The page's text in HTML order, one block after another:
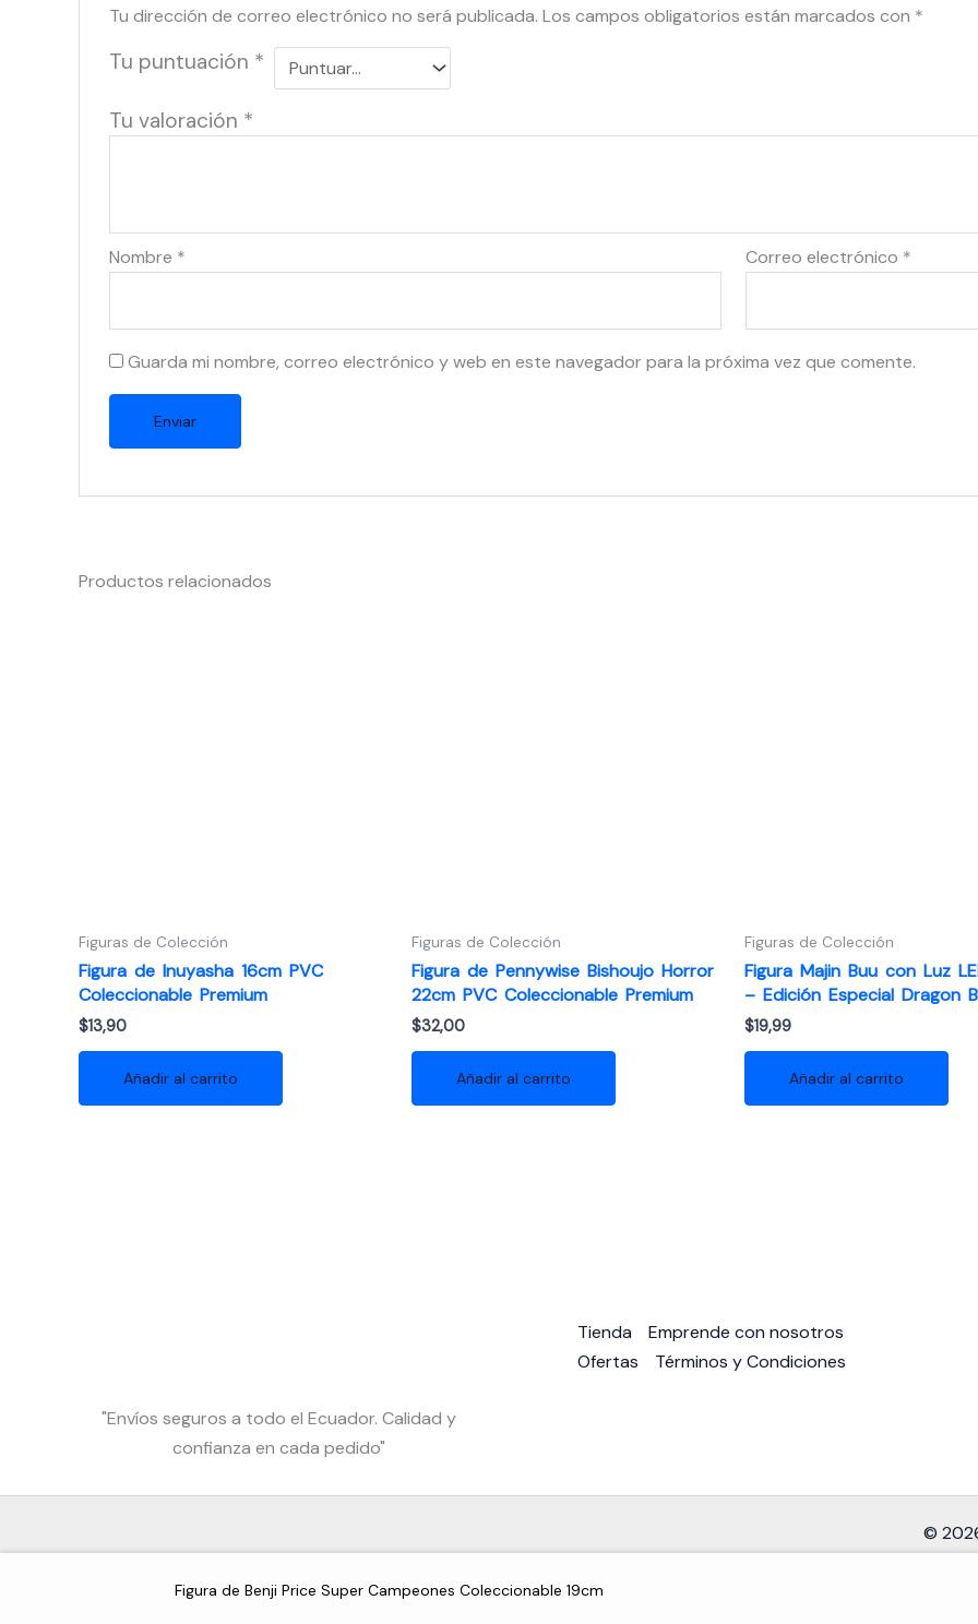
Tu dirección de correo electrónico no será publicada. Los campos obligatorios están marcados con *
Tu puntuación *
Tu valoración *
Nombre * Correo electrónico *
Guarda mi nombre, correo electrónico y web en este navegador para la próxima vez que comente.
Productos relacionados
Figuras de Colección
Figura de Inuyasha 16cm PVC
Coleccionable Premium
$13,90
Añadir al carrito
Figuras de Colección
Figura de Pennywise Bishoujo Horror
22cm PVC Coleccionable Premium
$32,00
Añadir al carrito
Figuras de Colección
Figura Majin Buu con Luz
– Edición Especial Dragon
$19,99
Añadir al carrito
"Envíos seguros a todo el Ecuador. Calidad y
confianza en cada pedido"
Tienda
Emprende con nosotros
Ofertas
Términos y Condiciones
©
Figura de Benji Price Super Campeones Coleccionable 19cm